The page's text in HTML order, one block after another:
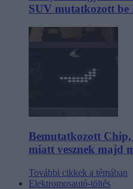
SUV mutatkozott be
Bemutatkozott
miatt vesznek majd
További cikkek a témában
Elektromosautó-töltés